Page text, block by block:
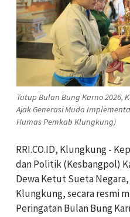
Tutup Bulan Bung Karno 2026,
Ajak Generasi Muda
Humas Pemkab Klungkung)
RRI.CO.ID, Klungkung -
dan Politik (Kesbangpol)
Dewa Ketut Sueta
Klungkung, secara resmi
Peringatan Bulan Bung